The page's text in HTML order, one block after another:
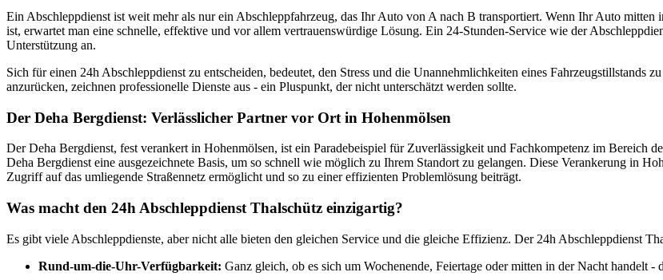
Ein Abschleppdienst ist weit mehr als nur ein Abschleppfahrzeug, das Ihr Auto von A nach B transportiert. Wenn Ihr Auto
ist, erwartet man eine schnelle, effektive und vor allem vertrauenswürdige Lösung. Ein 24-Stunden-Service wie der
Unterstützung an.
Sich für einen 24h Abschleppdienst zu entscheiden, bedeutet, den Stress und die Unannehmlichkeiten eines
anzurücken, zeichnen professionelle Dienste aus - ein Pluspunkt, der nicht unterschätzt werden sollte.
Der Deha Bergdienst: Verlässlicher Partner vor Ort in Hohenmölsen
Der Deha Bergdienst, fest verankert in Hohenmölsen, ist ein Paradebeispiel für Zuverlässigkeit und Fachkompetenz im Bereich
Deha Bergdienst eine ausgezeichnete Basis, um so schnell wie möglich zu Ihrem Standort zu gelangen. Diese Verankerung in
Zugriff auf das umliegende Straßennetz ermöglicht und so zu einer effizienten Problemlösung beiträgt.
Was macht den 24h Abschleppdienst Thalschütz einzigartig?
Es gibt viele Abschleppdienste, aber nicht alle bieten den gleichen Service und die gleiche Effizienz. Der 24h Abschleppdienst
Rund-um-die-Uhr-Verfügbarkeit: Ganz gleich, ob es sich um Wochenende, Feiertage oder mitten in der Nacht handelt